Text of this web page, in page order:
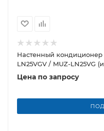
Настенный
LN25VGV / MUZ-LN25VG
Цена по запросу